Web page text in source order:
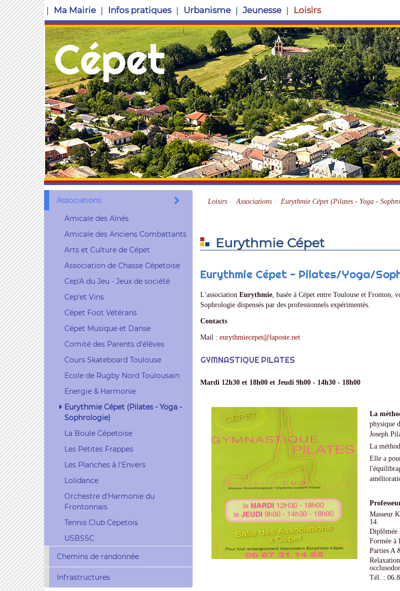
Ma Mairie Infos pratiques Urbanisme Jeunesse Loisirs
Cépet
Site officiel
Loisirs Associations Eurythmie Cépet (Pilates - Yoga -
Eurythmie Cépet
Eurythmie Cépet - Pilates/Yoga/
L'association Eurythmie, basée à Cépet entre Toulouse et Fronton,
Sophrologie dispensés par des professionnels expérimentés.
Contacts
Mail : eurythmiecepet@laposte.net
GYMNASTIQUE PILATES
Mardi 12h30 et 18h00 et Jeudi 9h00 - 14h30 - 18h00
La
physique
Joseph
La
Elle a
Masseur
14.
Diplômée
Formée à
Parties A
Tél. :
Associations
Amicale des Aînés
Amicale des Anciens Combattants
Arts et Culture de Cépet
Association de Chasse Cépetoise
Cep'A du Jeu - Jeux de société
Cep'et Vins
Cépet Foot Vétérans
Cépet Musique et Danse
Comité des Parents d'élèves
Cours Skateboard Toulouse
Ecole de Rugby Nord Toulousain
Energie & Harmonie
Eurythmie Cépet (Pilates - Yoga -
Sophrologie)
La Boule Cépetoise
Les Petites Frappes
Les Planches à l'Envers
Lolidance
Orchestre d'Harmonie du
Frontonnais
Tennis Club Cépetois
USBSSC
Chemins de randonnée
Infrastructures